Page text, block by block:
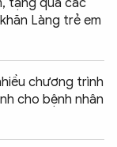
Làng trẻ em
chương trình
cho bệnh nhân